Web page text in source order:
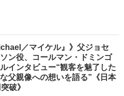
／マイケル』》父ジョセ
ン役、コールマン・ドミンゴ
インタビュー“観客を魅了した
父親像への想いを語る”《日本
破》